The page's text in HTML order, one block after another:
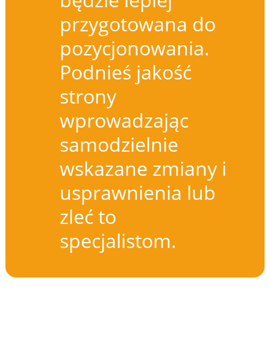
przygotowana do
pozycjonowania.
Podnieś jakość
strony
wprowadzając
samodzielnie
wskazane zmiany i
usprawnienia lub
zleć to
specjalistom.